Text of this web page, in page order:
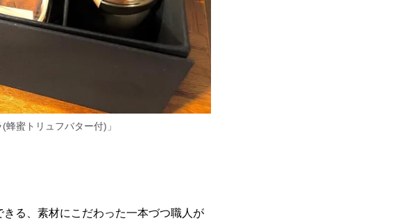
蜜トリュフバター付)」
る、素材にこだわった一本づつ職人が